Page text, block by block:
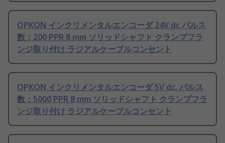
OPKON インクリメンタルエンコーダ 24V dc パルス
数：200 PPR 8 mm ソリッドシャフト クランプフラ
ンジ取り付け ラジアルケーブルコンセント
OPKON インクリメンタルエンコーダ 5V dc, パルス
数：5000 PPR 8 mm ソリッドシャフト クランプフラ
ンジ取り付け ラジアルケーブルコンセント